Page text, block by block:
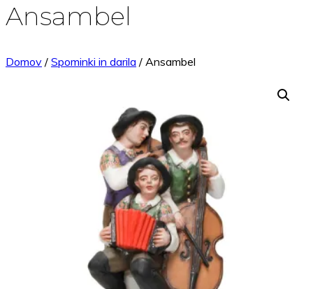
Ansambel
Domov / Spominki in darila / Ansambel